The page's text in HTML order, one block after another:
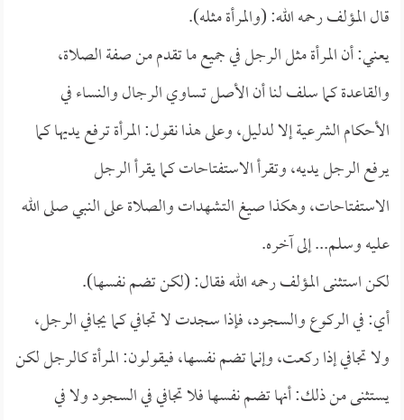
قال المؤلف رحمه الله: (والمرأة مثله).
يعني: أن المرأة مثل الرجل في جميع ما تقدم من صفة الصلاة،
والقاعدة كما سلف لنا أن الأصل تساوي الرجال والنساء في
الأحكام الشرعية إلا لدليل، وعلى هذا نقول: المرأة ترفع يديها كما
يرفع الرجل يديه، وتقرأ الاستفتاحات كما يقرأ الرجل
الاستفتاحات، وهكذا صيغ التشهدات والصلاة على النبي صلى الله
عليه وسلم... إلى آخره.
لكن استثنى المؤلف رحمه الله فقال: (لكن تضم نفسها).
أي: في الركوع والسجود، فإذا سجدت لا تجافي كما يجافي الرجل،
ولا تجافي إذا ركعت، وإنما تضم نفسها، فيقولون: المرأة كالرجل لكن
يستثنى من ذلك: أنها تضم نفسها فلا تجافي في السجود ولا في